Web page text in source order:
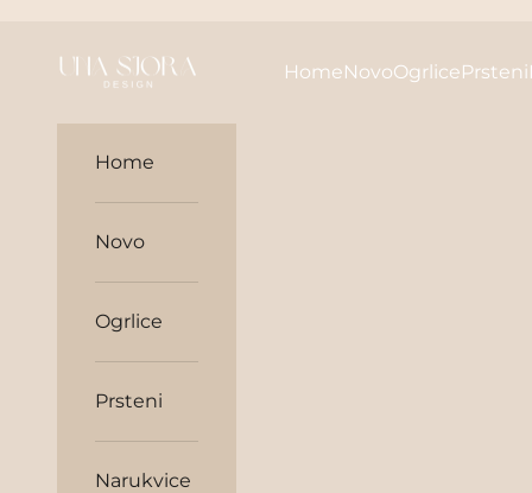
unasjora HomeNovoOgrlicePrsteni
Home
Novo
Ogrlice
Prsteni
Narukvice